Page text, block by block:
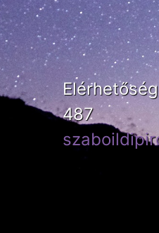
487